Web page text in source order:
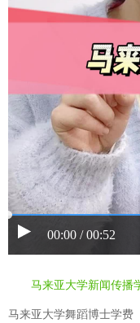
00:00 / 00:52
马来亚大学新闻传播
马来亚大学舞蹈博士学费